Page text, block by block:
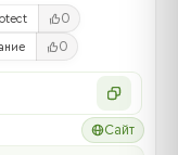
0
0
Сайт